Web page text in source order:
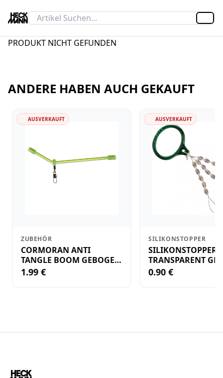
PRODUKT NICHT GEFUNDEN
ANDERE HABEN AUCH GEKAUFT
AUSVERKAUFT
ZUBEHÖR
CORMORAN ANTI
TANGLE BOOM GEBOGEN
12CM M.WIRBEL(PLASTIK)
1.99 €
AUSVERKAUFT
SILIKONSTOPPER
SILIKONSTOPPER
TRANSPARENT
KLEIN
0.90 €